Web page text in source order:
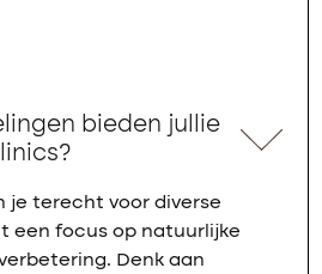
bieden jullie
je terecht voor diverse
een focus op natuurlijke
Denk aan